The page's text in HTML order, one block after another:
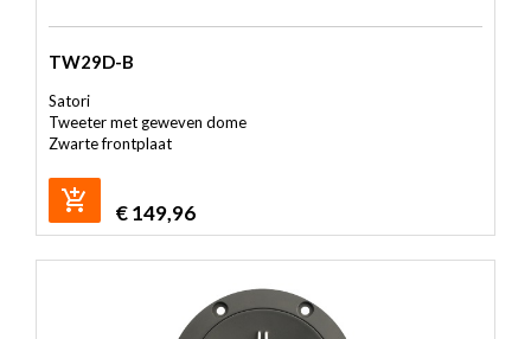
TW29D-B
Satori
Tweeter met geweven dome
Zwarte frontplaat
€149,96